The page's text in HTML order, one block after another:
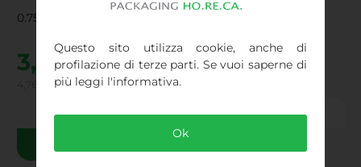
Questo sito utilizza cookie, anche di
profilazione di terze parti. Se vuoi saperne di
più leggi l'informativa.
Ok
0.75 gr
3,90 €
4,76 € IVA inclusa
Quantità: